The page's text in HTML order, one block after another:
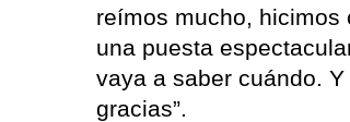
reímos mucho, hicimos
una puesta
vaya a saber cuándo.
gracias”.